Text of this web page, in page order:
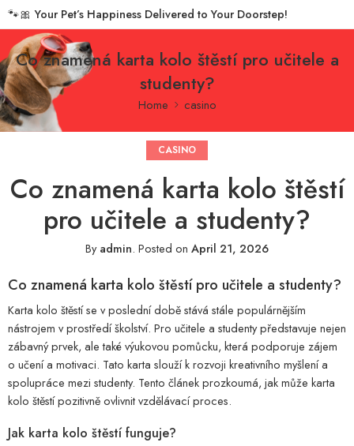
🐾🎀Your Pet’s Happiness Delivered to Your Doorstep!
Co znamená karta kolo štěstí pro učitele a
studenty?
Home casino
CASINO
Co znamená karta kolo štěstí
pro učitele a studenty?
Byadmin. Posted on April 21, 2026
Co znamená karta kolo štěstí pro učitele a studenty?
Karta kolo štěstí se v poslední době stává stále populárnějším
nástrojem v prostředí školství. Pro učitele a studenty představuje nejen
zábavný prvek, ale také výukovou pomůcku, která podporuje zájem
o učení a motivaci. Tato karta slouží k rozvoji kreativního myšlení a
spolupráce mezi studenty. Tento článek prozkoumá, jak může karta
kolo štěstí pozitivně ovlivnit vzdělávací proces.
Jak karta kolo štěstí funguje?